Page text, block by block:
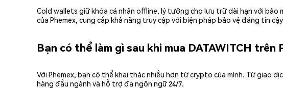
Cold wallets giữ khóa cá nhân offline, lý tưởng cho lưu trữ dài hạn với
của Phemex, cung cấp khả năng truy cập với biện pháp bảo vệ đáng tin
Bạn có thể làm gì sau khi mua DATAWITCH trên
Với Phemex, bạn có thể khai thác nhiều hơn từ crypto của mình. Từ
hàng đầu ngành và hỗ trợ đa ngôn ngữ 24/7.